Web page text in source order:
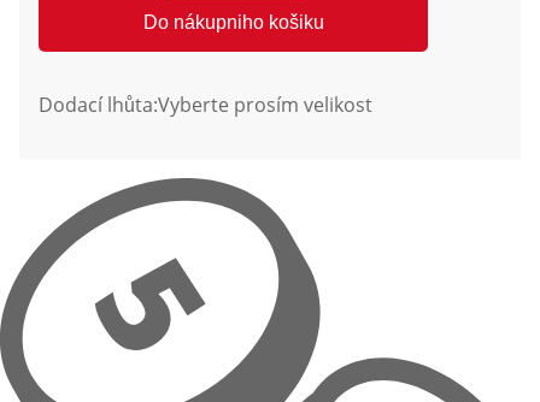
Do nákupniho košiku
Dodací lhůta:Vyberte prosím velikost